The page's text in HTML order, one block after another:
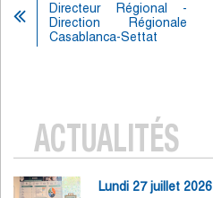
Directeur Régional -
Direction Régionale
Casablanca-Settat
ACTUALITÉS
Lundi 27 juillet 2026